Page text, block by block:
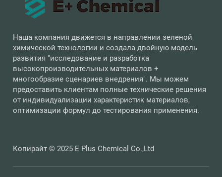
Наша компания движется в направлении зеленой
химической технологии и создала двойную модель
развития "исследование и разработка
высокопроизводительных материалов +
многообразие сценариев внедрения". Мы можем
предоставить клиентам полные технические решения
от индивидуализации характеристик материалов,
оптимизации формул до тестирования применения.
Копирайт © 2025 E Plus Chemical Co.,Ltd